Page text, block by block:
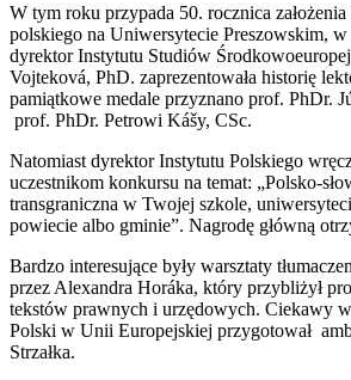
W tym roku przypada 50. rocznica
polskiego na Uniwersytecie Preszowskim,
dyrektor Instytutu Studiów
Vojteková, PhD. zaprezentowała historię
pamiątkowe medale przyznano prof. PhDr.
prof. PhDr. Petrowi Kášy, CSc.
Natomiast dyrektor Instytutu Polskiego
uczestnikom konkursu na temat: „Polsko-
transgraniczna w Twojej szkole,
powiecie albo gminie”. Nagrodę główną
Bardzo interesujące były warsztaty
przez Alexandra Horáka, który przybliżył
tekstów prawnych i urzędowych. Ciekawy
Polski w Unii Europejskiej przygotował
Strzałka.